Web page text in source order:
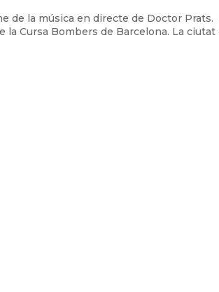
de la música en directe de Doctor Prats.
la Cursa Bombers de Barcelona. La ciutat